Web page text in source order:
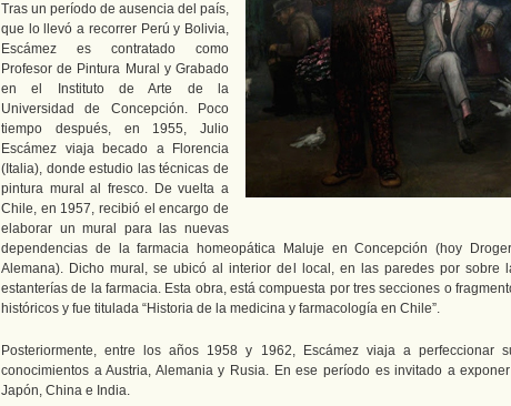
Tras un período de ausencia del país,
que lo llevó a recorrer Perú y Bolivia,
Escámez es contratado como
Profesor de Pintura Mural y Grabado
en el Instituto de Arte de la
Universidad de Concepción. Poco
tiempo después, en 1955, Julio
Escámez viaja becado a Florencia
(Italia), donde estudio las técnicas de
pintura mural al fresco. De vuelta a
Chile, en 1957, recibió el encargo de
elaborar un mural para las nuevas
dependencias de la farmacia homeopática Maluje en Concepción (hoy
Alemana). Dicho mural, se ubicó al interior del local, en las paredes por sobre
estanterías de la farmacia. Esta obra, está compuesta por tres secciones o
históricos y fue titulada “Historia de la medicina y farmacología en Chile”.
Posteriormente, entre los años 1958 y 1962, Escámez viaja a perfeccionar
conocimientos a Austria, Alemania y Rusia. En ese período es invitado a
Japón, China e India.